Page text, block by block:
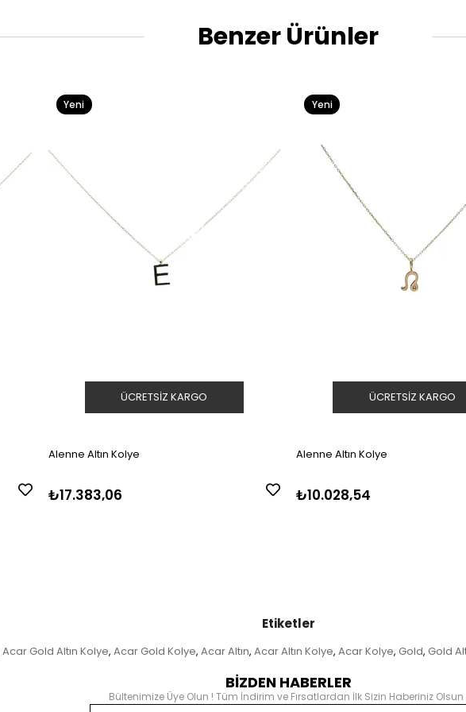
Benzer Ürünler
Alenne Altın Kolye
₺17.383,06
ÜCRETSIZ KARGO
Yeni
Alenne Altın Kolye
₺10.028,54
ÜCRETSIZ KARGO
Yeni
Etiketler
Acar Gold Altın Kolye, Acar Gold Kolye, Acar Altın, Acar Altın Kolye, Acar Kolye, Gold, Gold
BİZDEN HABERLER
Bültenimize Üye Olun ! Tüm İndirim ve Fırsatlardan İlk Sizin Haberiniz Olsun